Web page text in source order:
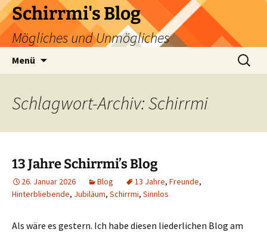
Zum
Inhalt
springen
Schirrmi's Blog
Mögliches und Unmögliches
Menü
Suchen
nach:
Schlagwort-Archiv: Schirrmi
13 Jahre Schirrmi’s Blog
26. Januar 2026 Blog 13 Jahre, Freunde,
Hinterbliebende, Jubiläum, Schirrmi, Sinnlos
Als wäre es gestern. Ich habe diesen liederlichen Blog am